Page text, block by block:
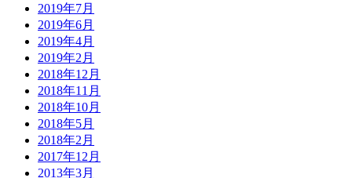
2019年7月
2019年6月
2019年4月
2019年2月
2018年12月
2018年11月
2018年10月
2018年5月
2018年2月
2017年12月
2013年3月